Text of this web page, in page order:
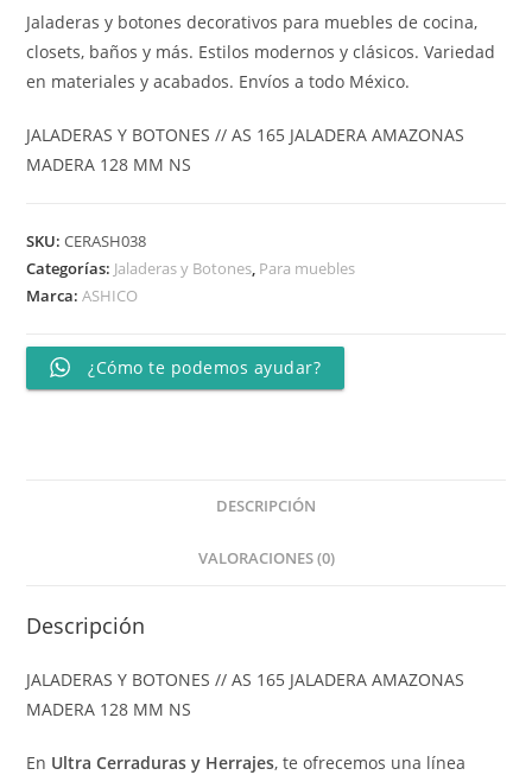
Jaladeras y botones decorativos para muebles de cocina,
closets, baños y más. Estilos modernos y clásicos. Variedad
en materiales y acabados. Envíos a todo México.
JALADERAS Y BOTONES // AS 165 JALADERA AMAZONAS
MADERA 128 MM NS
SKU:CERASH038
Categorías: Jaladeras y Botones, Para muebles
Marca:ASHICO
¿Cómo te podemos ayudar?
DESCRIPCIÓN
VALORACIONES (0)
Descripción
JALADERAS Y BOTONES // AS 165 JALADERA AMAZONAS
MADERA 128 MM NS
En Ultra Cerraduras y Herrajes, te ofrecemos una línea